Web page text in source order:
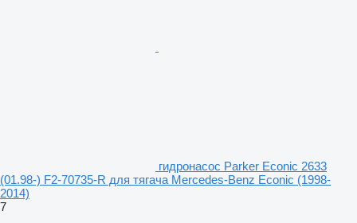
гидронасос Parker Econic 2633
(01.98-) F2-70735-R для тягача Mercedes-Benz Econic (1998-
2014)
7